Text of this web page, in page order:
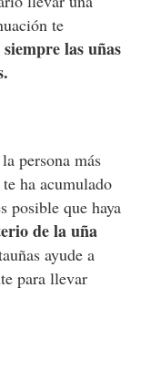
te
las uñas
persona más
ha acumulado
posible que haya
de la uña
ayude a
para llevar